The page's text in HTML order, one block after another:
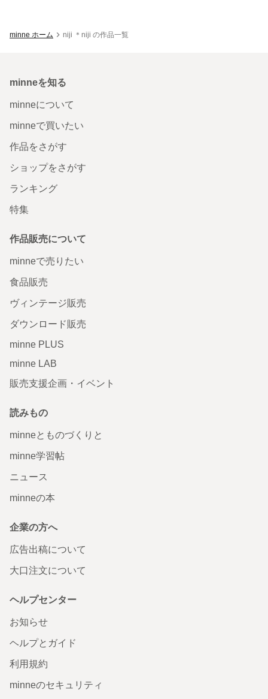
minne ホーム niji ＊niji の作品一覧
minneを知る
minneについて
minneで買いたい
作品をさがす
ショップをさがす
ランキング
特集
作品販売について
minneで売りたい
食品販売
ヴィンテージ販売
ダウンロード販売
minne PLUS
minne LAB
販売支援企画・イベント
読みもの
minneとものづくりと
minne学習帖
ニュース
minneの本
企業の方へ
広告出稿について
大口注文について
ヘルプセンター
お知らせ
ヘルプとガイド
利用規約
minneのセキュリティ